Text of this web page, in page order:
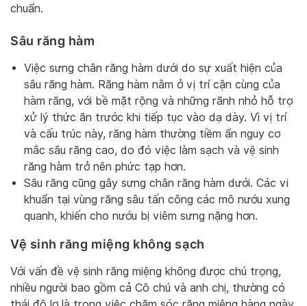
chuẩn.
Sâu răng hàm
Việc sưng chân răng hàm dưới do sự xuất hiện của
sâu răng hàm. Răng hàm nằm ở vị trí cận cùng của
hàm răng, với bề mặt rộng và những rãnh nhỏ hỗ trợ
xử lý thức ăn trước khi tiếp tục vào dạ dày. Vì vị trí
và cấu trúc này, răng hàm thường tiềm ẩn nguy cơ
mắc sâu răng cao, do đó việc làm sạch và vệ sinh
răng hàm trở nên phức tạp hơn.
Sâu răng cũng gây sưng chân răng hàm dưới. Các vi
khuẩn tại vùng răng sâu tấn công các mô nướu xung
quanh, khiến cho nướu bị viêm sưng nặng hơn.
Vệ sinh răng miệng không sạch
Với vấn đề vệ sinh răng miệng không được chú trọng,
nhiều người bao gồm cả Cô chú và anh chị, thường có